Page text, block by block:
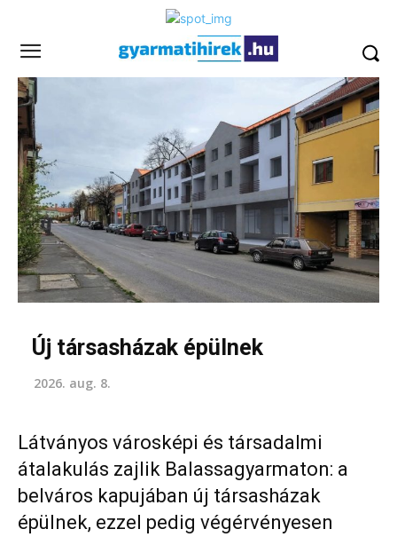
Új társasházak épülnek
2026. aug. 8.
Látványos városképi és társadalmi
átalakulás zajlik Balassagyarmaton: a
belváros kapujában új társasházak
épülnek, ezzel pedig végérvényesen